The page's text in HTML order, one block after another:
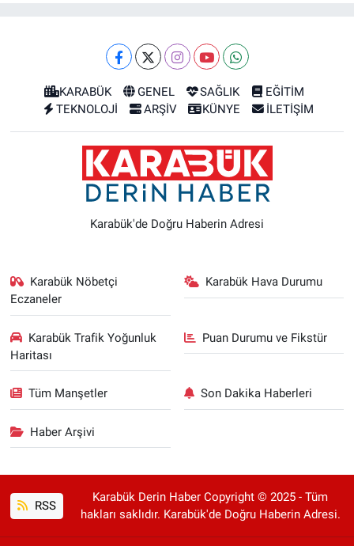
KARABÜK GENEL SAĞLIK
EĞİTİM
TEKNOLOJİ
ARŞİV KÜNYE İLETİŞİM
Karabük'de Doğru Haberin Adresi
Karabük Nöbetçi
Eczaneler
Karabük Hava Durumu
Karabük Trafik Yoğunluk
Haritası
Puan Durumu ve Fikstür
Tüm Manşetler Son Dakika Haberleri
Haber Arşivi
RSS
Karabük Derin Haber Copyright © 2025 - Tüm
hakları saklıdır. Karabük'de Doğru Haberin Adresi.